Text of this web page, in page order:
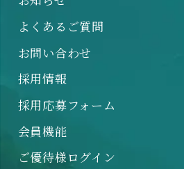
よくあるご質問
お問い合わせ
採用情報
採用応募フォーム
会員機能
ご優待様ログイン